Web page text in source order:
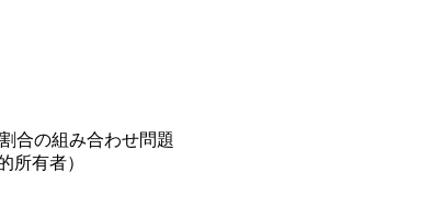
合の組み合わせ問題
所有者）